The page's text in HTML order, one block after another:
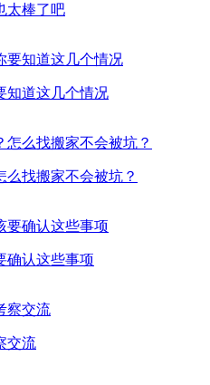
太棒了吧
知道这几个情况
么找搬家不会被坑？
确认这些事项
交流